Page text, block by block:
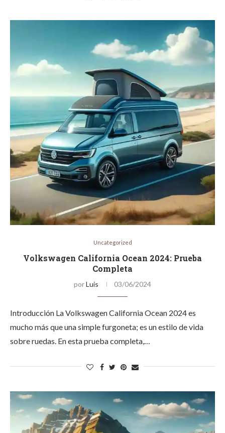
Uncategorized
Volkswagen California Ocean 2024: Prueba
Completa
porLuis 03/06/2024
Introducción La Volkswagen California Ocean 2024 es
mucho más que una simple furgoneta; es un estilo de vida
sobre ruedas. En esta prueba completa,…